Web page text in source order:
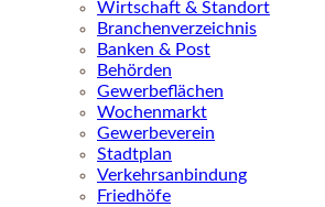
Wirtschaft & Standort
Branchenverzeichnis
Banken & Post
Behörden
Gewerbeflächen
Wochenmarkt
Gewerbeverein
Stadtplan
Verkehrsanbindung
Friedhöfe